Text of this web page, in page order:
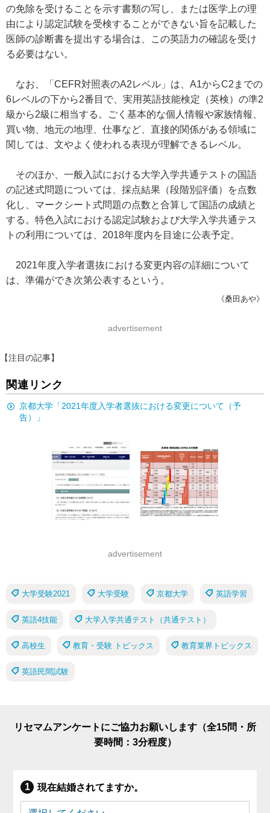
の免除を受けることを示す書類の写し、または医学上の理
由により認定試験を受検することができない旨を記載した
医師の診断書を提出する場合は、この英語力の確認を受け
る必要はない。
なお、「CEFR対照表のA2レベル」は、A1からC2までの
6レベルの下から2番目で、実用英語技能検定（英検）の準2
級から2級に相当する。ごく基本的な個人情報や家族情報、
買い物、地元の地理、仕事など、直接的関係がある領域に
関しては、文やよく使われる表現が理解できるレベル。
そのほか、一般入試における大学入学共通テストの国語
の記述式問題については、採点結果（段階別評価）を点数
化し、マークシート式問題の点数と合算して国語の成績と
する。特色入試における認定試験および大学入学共通テス
トの利用については、2018年度内を目途に公表予定。
2021年度入学者選抜における変更内容の詳細について
は、準備ができ次第公表するという。
《桑田あや》
advertisement
【注目の記事】
関連リンク
京都大学「2021年度入学者選抜における変更について（予
告）」
advertisement
大学受験2021 大学受験 京都大学 英語学習
英語4技能 大学入学共通テスト（共通テスト）
高校生 教育・受験 トピックス 教育業界トピックス
英語民間試験
リセマムアンケートにご協力お願いします（全15問・所
要時間：3分程度）
現在結婚されてますか。